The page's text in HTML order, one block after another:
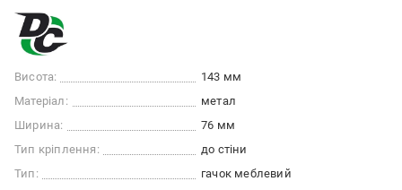
Висота:
143 мм
Матеріал:
метал
Ширина:
76 мм
Тип кріплення:
до стіни
Тип:
гачок меблевий